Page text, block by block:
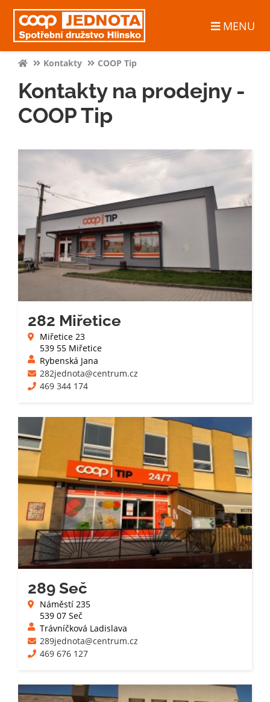
MENU
Kontakty COOP Tip
Kontakty na prodejny -
COOP Tip
282 Miřetice
Miřetice 23
539 55 Miřetice
Rybenská Jana
282jednota@centrum.cz
469 344 174
289 Seč
Náměstí 235
539 07 Seč
Trávníčková Ladislava
289jednota@centrum.cz
469 676 127